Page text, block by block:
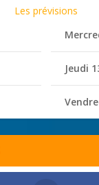
Les prévisions
Jeudi